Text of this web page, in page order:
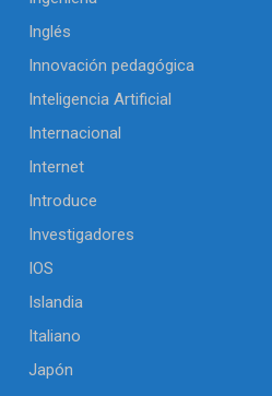
Inglés
Innovación pedagógica
Inteligencia Artificial
Internacional
Internet
Introduce
Investigadores
IOS
Islandia
Italiano
Japón